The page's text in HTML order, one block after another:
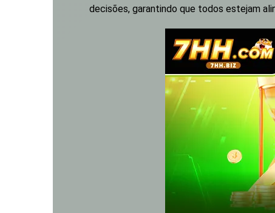
decisões, garantindo que todos estejam